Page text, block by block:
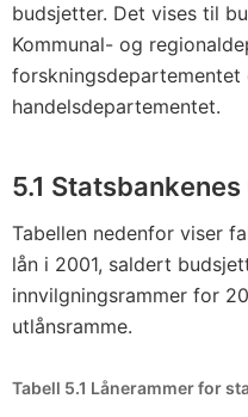
budsjetter. Det vises til
Kommunal- og
handelsdepartementet.
5.1
Tabellen nedenfor viser
lån i 2001, saldert
innvilgningsrammer for
utlånsramme.
Tabell 5.1 Lånerammer for